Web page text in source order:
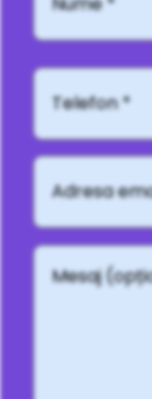
Mesaj
(opțional)
Telefon*
Adresă
email